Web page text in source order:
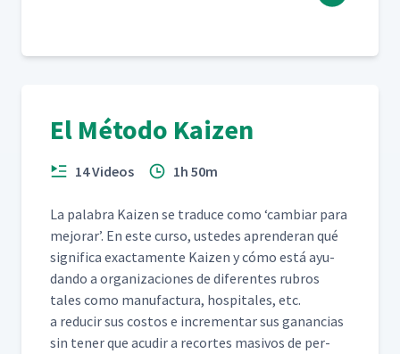
El Método Kaizen
14 Videos 1h 50m
La pal­abra Kaizen se tra­duce como ‘cam­biar para
mejo­rar’. En este cur­so, ust­edes apren­der­an qué
sig­nifi­ca exac­ta­mente Kaizen y cómo está ayu­
dan­do a orga­ni­za­ciones de difer­entes rubros
tales como man­u­fac­tura, hos­pi­tales, etc.
a reducir sus cos­tos e incre­men­tar sus ganan­cias
sin ten­er que acud­ir a recortes masivos de per­